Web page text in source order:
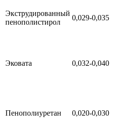
Экструдированный
пенополистирол
0,029-0,035
Эковата 0,032-0,040
Пенополиуретан 0,020-0,030